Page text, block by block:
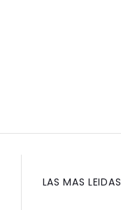
LAS MAS LEIDAS